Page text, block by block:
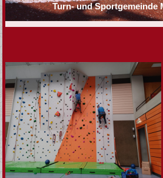
Turn- und Sportgemeinde